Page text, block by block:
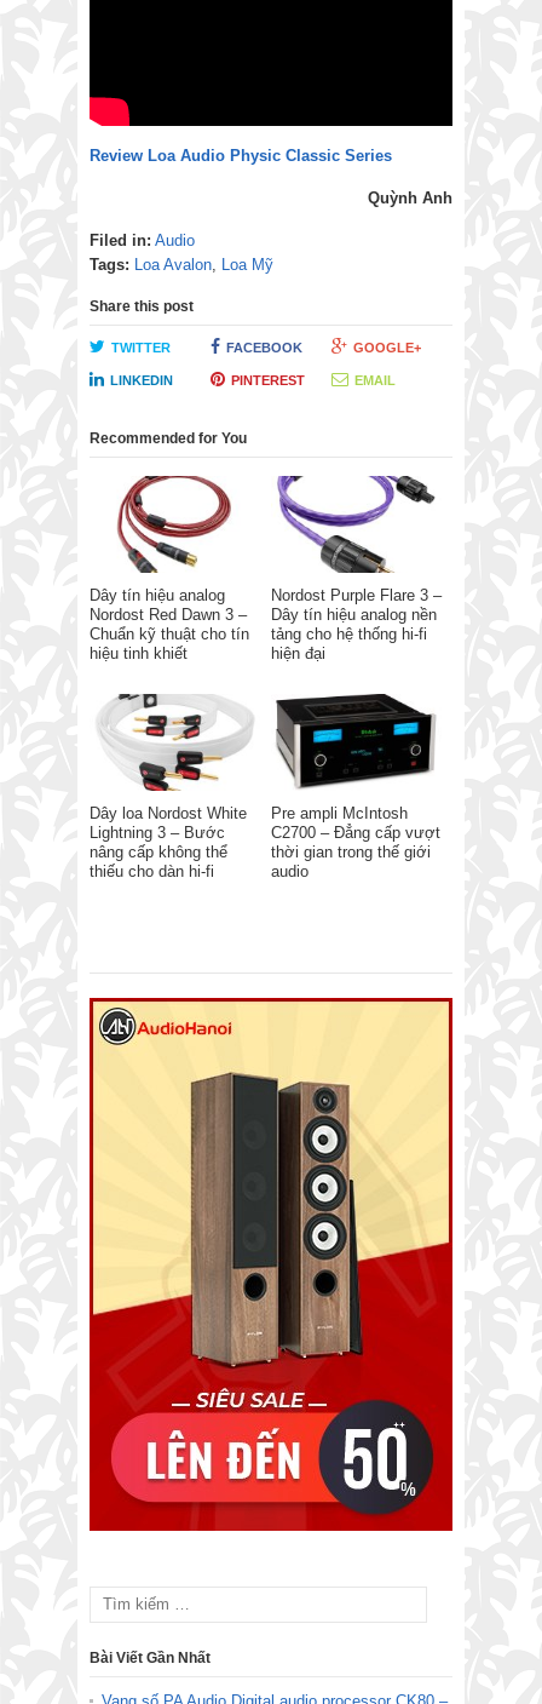
Review Loa Audio Physic Classic Series
Quỳnh Anh
Filed in: Audio
Tags: Loa Avalon, Loa Mỹ
Share this post
TWITTER FACEBOOK GOOGLE+
LINKEDIN PINTEREST EMAIL
Recommended for You
Dây tín hiệu analog
Nordost Red Dawn 3 –
Chuẩn kỹ thuật cho tín
hiệu tinh khiết
Nordost Purple Flare 3 –
Dây tín hiệu analog nền
tảng cho hệ thống hi-fi
hiện đại
Dây loa Nordost White
Lightning 3 – Bước
nâng cấp không thể
thiếu cho dàn hi-fi
Pre ampli McIntosh
C2700 – Đẳng cấp vượt
thời gian trong thế giới
audio
Bài Viết Gần Nhất